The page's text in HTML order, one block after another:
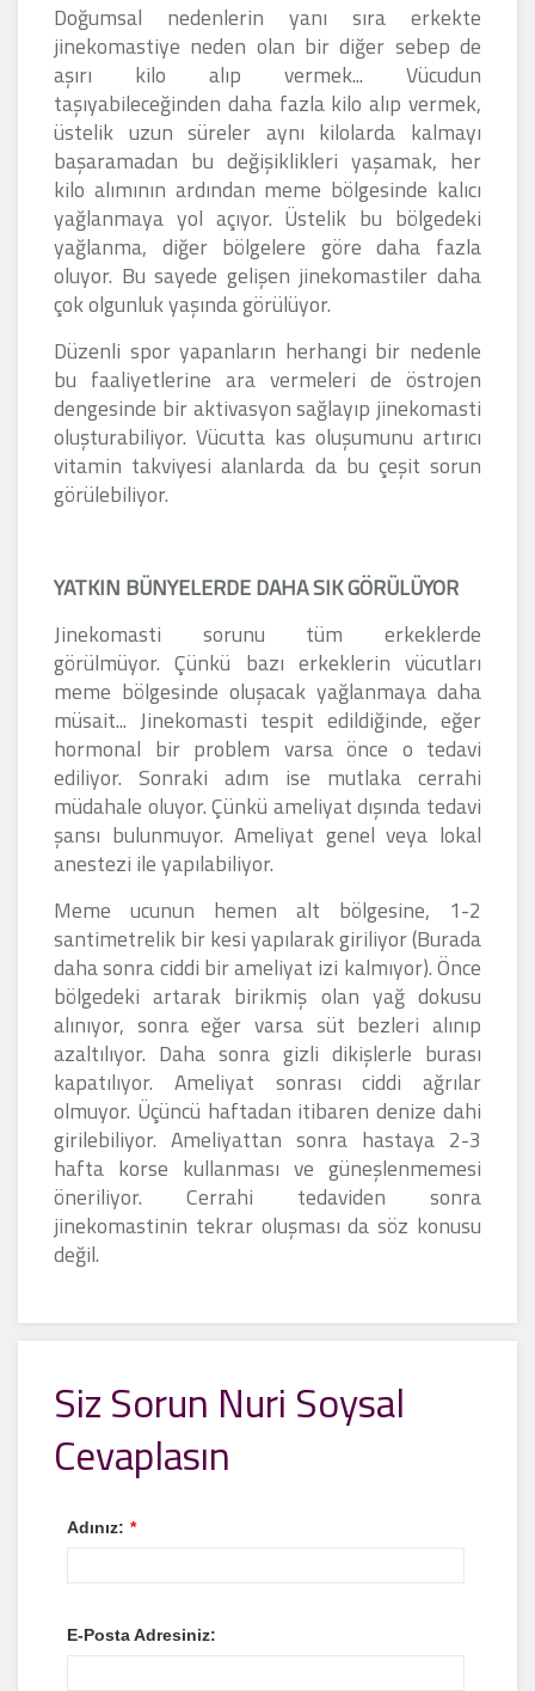
Doğumsal nedenlerin yanı sıra erkekte
jinekomastiye neden olan bir diğer sebep de
aşırı kilo alıp vermek... Vücudun
taşıyabileceğinden daha fazla kilo alıp vermek,
üstelik uzun süreler aynı kilolarda kalmayı
başaramadan bu değişiklikleri yaşamak, her
kilo alımının ardından meme bölgesinde kalıcı
yağlanmaya yol açıyor. Üstelik bu bölgedeki
yağlanma, diğer bölgelere göre daha fazla
oluyor. Bu sayede gelişen jinekomastiler daha
çok olgunluk yaşında görülüyor.
Düzenli spor yapanların herhangi bir nedenle
bu faaliyetlerine ara vermeleri de östrojen
dengesinde bir aktivasyon sağlayıp jinekomasti
oluşturabiliyor. Vücutta kas oluşumunu artırıcı
vitamin takviyesi alanlarda da bu çeşit sorun
görülebiliyor.
YATKIN BÜNYELERDE DAHA SIK GÖRÜLÜYOR
Jinekomasti sorunu tüm erkeklerde
görülmüyor. Çünkü bazı erkeklerin vücutları
meme bölgesinde oluşacak yağlanmaya daha
müsait... Jinekomasti tespit edildiğinde, eğer
hormonal bir problem varsa önce o tedavi
ediliyor. Sonraki adım ise mutlaka cerrahi
müdahale oluyor. Çünkü ameliyat dışında tedavi
şansı bulunmuyor. Ameliyat genel veya lokal
anestezi ile yapılabiliyor.
Meme ucunun hemen alt bölgesine, 1-2
santimetrelik bir kesi yapılarak giriliyor (Burada
daha sonra ciddi bir ameliyat izi kalmıyor). Önce
bölgedeki artarak birikmiş olan yağ dokusu
alınıyor, sonra eğer varsa süt bezleri alınıp
azaltılıyor. Daha sonra gizli dikişlerle burası
kapatılıyor. Ameliyat sonrası ciddi ağrılar
olmuyor. Üçüncü haftadan itibaren denize dahi
girilebiliyor. Ameliyattan sonra hastaya 2-3
hafta korse kullanması ve güneşlenmemesi
öneriliyor. Cerrahi tedaviden sonra
jinekomastinin tekrar oluşması da söz konusu
değil.
Siz Sorun Nuri Soysal
Cevaplasın
Adınız: *
E-Posta Adresiniz: